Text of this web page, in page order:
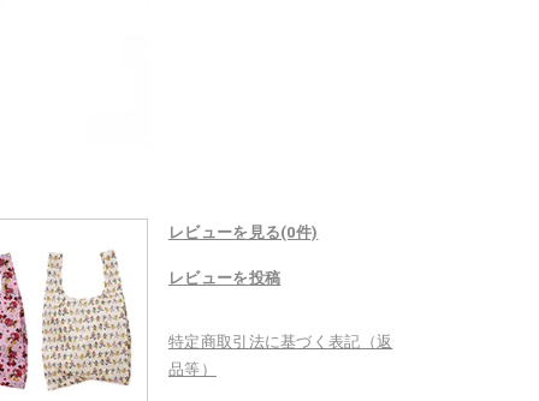
レビューを見る(0件)
レビューを投稿
特定商取引法に基づく表記（返
品等）